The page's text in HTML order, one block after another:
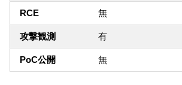
RCE 無
攻撃観測 有
PoC公開 無